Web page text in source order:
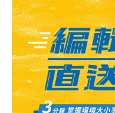
中扮演著兩個重要角色
執行伙伴，也是願意透
主的貸款人與專案負責
Horowitz與Kapor
金，但這個已經被買單
如，BlocPower要怎麼
化以達到減碳目的？畢
中低收入戶淘汰慣手又